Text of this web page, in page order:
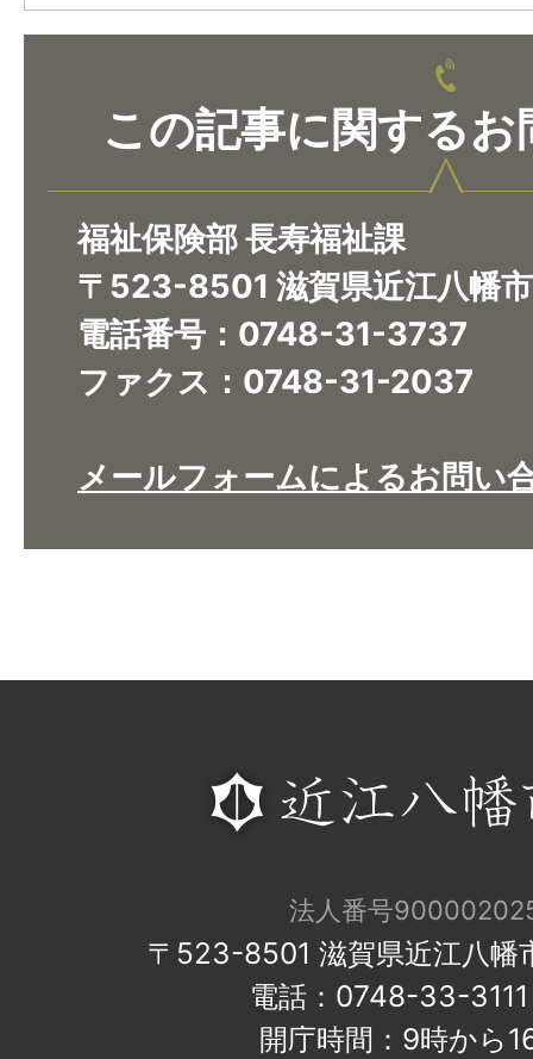
この記事に関するお
福祉保険部 長寿福祉課
〒523-8501 滋賀県近江八幡
電話番号：0748-31-3737
ファクス：0748-31-2037
メールフォームによるお問い
法人番号
〒523-8501 滋賀県近江八幡
電話：0748-33-
開庁時間：9時から